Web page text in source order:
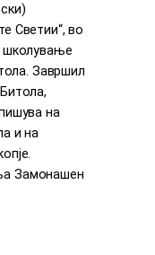
Светии“, во
школување
Завршил
на
и на
Замонашен